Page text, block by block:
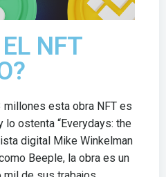
NFT
millones esta obra NFT es
lo ostenta “Everydays: the
digital Mike Winkelman
Beeple, la obra es un